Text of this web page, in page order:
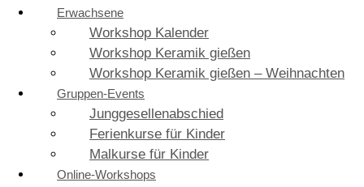
Erwachsene
Workshop Kalender
Workshop Keramik gießen
Workshop Keramik gießen – Weihnachten
Gruppen-Events
Junggesellenabschied
Ferienkurse für Kinder
Malkurse für Kinder
Online-Workshops